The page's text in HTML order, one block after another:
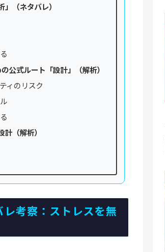
（ネタバレ）
公式ルート「設計」（解析）
ィのリスク
（解析）
レ考察：ストレスを無